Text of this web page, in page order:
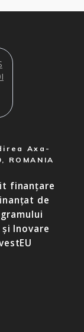
Axa-
finanțare
de
Inovare